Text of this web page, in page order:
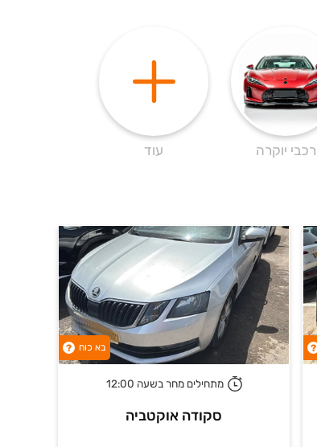
רכבי יוקרה עוד
? בא כוח ?
מתחילים מחר בשעה 12:00
סקודה אוקטביה